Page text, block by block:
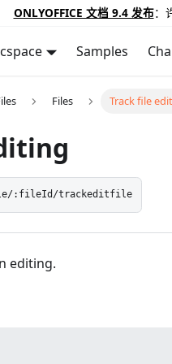
ONLYOFFICE 文档 9.4 发布：
Samples
Files Track file
:fileId/trackeditfile
editing.